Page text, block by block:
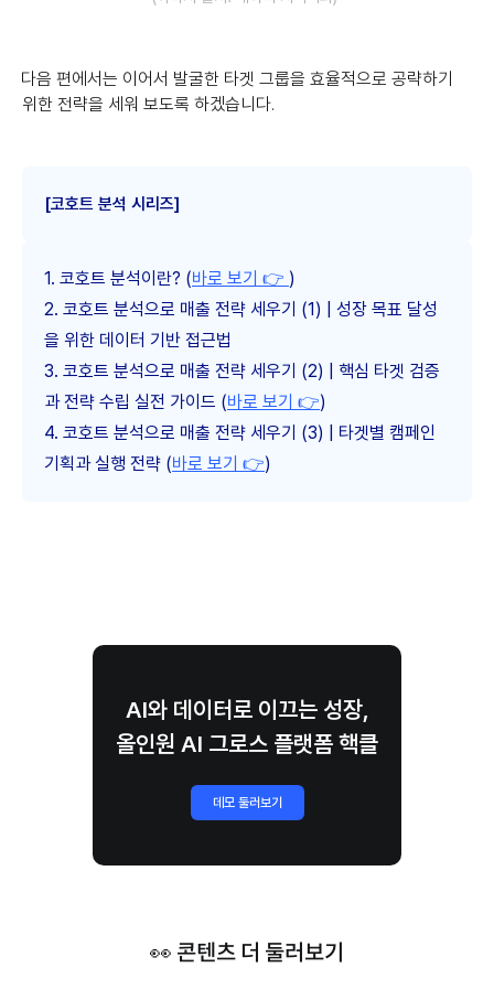
다음 편에서는 이어서 발굴한 타겟 그룹을 효율적으로 공략하기
위한 전략을 세워 보도록 하겠습니다.
[코호트 분석 시리즈]
1. 코호트 분석이란? (바로 보기 👉 )
2. 코호트 분석으로 매출 전략 세우기 (1) | 성장 목표 달성
을 위한 데이터 기반 접근법
3. 코호트 분석으로 매출 전략 세우기 (2) | 핵심 타겟 검증
과 전략 수립 실전 가이드 (바로 보기 👉)
4. 코호트 분석으로 매출 전략 세우기 (3) | 타겟별 캠페인
기획과 실행 전략 (바로 보기 👉)
AI와 데이터로 이끄는 성장,
올인원 AI 그로스 플랫폼 핵클
데모 둘러보기
👀 콘텐츠 더 둘러보기